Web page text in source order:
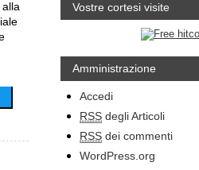
Vostre cortesi visite
Amministrazione
Accedi
RSS degli Articoli
RSS dei commenti
WordPress.org